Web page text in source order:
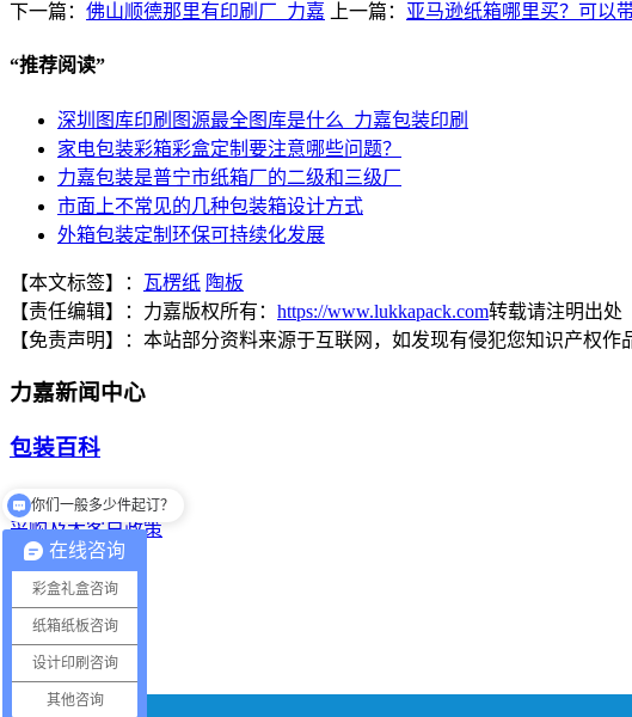
下一篇： 佛山顺德那里有印刷厂_力嘉 上一篇： 亚马逊纸箱哪里买？可以
“推荐阅读”
深圳图库印刷图源最全图库是什么_力嘉包装印刷
家电包装彩箱彩盒定制要注意哪些问题？
力嘉包装是普宁市纸箱厂的二级和三级厂
市面上不常见的几种包装箱设计方式
外箱包装定制环保可持续化发展
【本文标签】： 瓦楞纸 陶板
【责任编辑】： 力嘉版权所有： https://www.lukkapack.com转载请注明出处
【免责声明】： 本站部分资料来源于互联网，如发现有侵犯您知识产权作
力嘉新闻中心
包装百科
定制专栏
采购及大客户政策
常见问题
新闻中心
公司动态
在线咨询
彩盒礼盒咨询
纸箱纸板咨询
设计印刷咨询
其他咨询
你们的生产工厂在哪里？